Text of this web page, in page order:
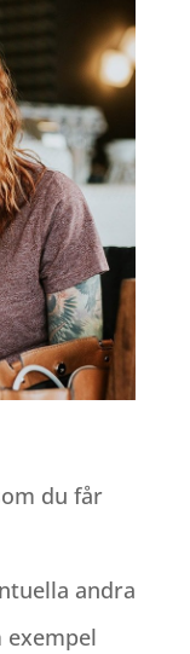
du får
andra
exempel